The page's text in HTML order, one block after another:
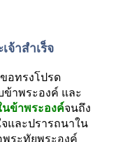
จ้าสำเร็จ
อทรงโปรด
ข้าพระองค์ และ
นข้าพระองค์จนถึง
และปรารถนาใน
ระทัยพระองค์